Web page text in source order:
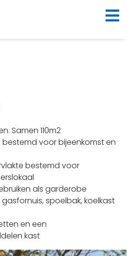
Samen 110m2
voor bijeenkomst en
bestemd voor
als garderobe
gasfornuis, spoelbak, koelkast
en een
kast